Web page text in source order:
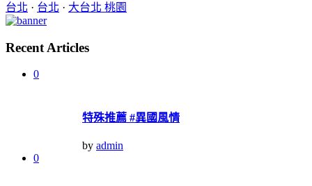
台北 · 台北 · 大台北 桃園
Recent Articles
0
特殊推薦 #異國風情
by admin
0